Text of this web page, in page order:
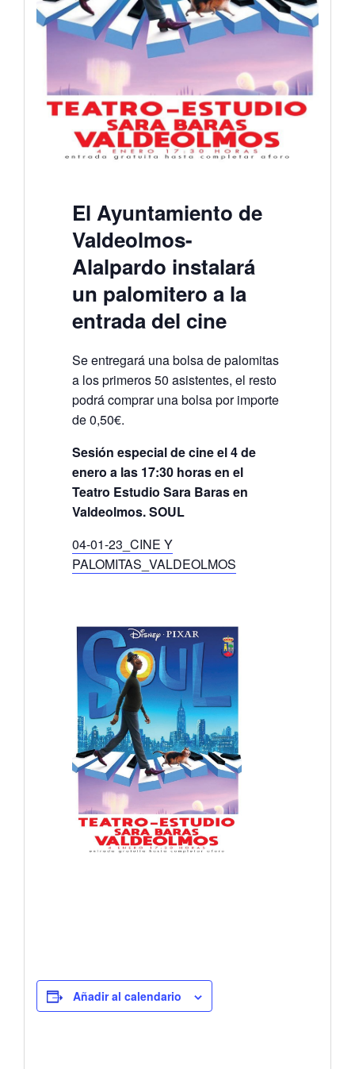
El Ayuntamiento de
Valdeolmos-
Alalpardo instalará
un palomitero a la
entrada del cine
Se entregará una bolsa de palomitas
a los primeros 50 asistentes, el resto
podrá comprar una bolsa por importe
de 0,50€.
Sesión especial de cine el 4 de
enero a las 17:30 horas en el
Teatro Estudio Sara Baras en
Valdeolmos. SOUL
04-01-23_CINE Y
PALOMITAS_VALDEOLMOS
Añadir al calendario